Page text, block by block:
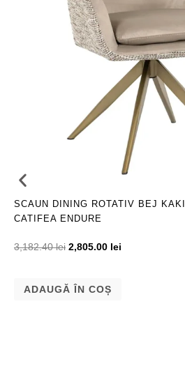
SCAUN DINING ROTATIV BEJ
CATIFEA ENDURE
3,182.40lei 2,805.00 lei
ADAUGĂ ÎN COȘ